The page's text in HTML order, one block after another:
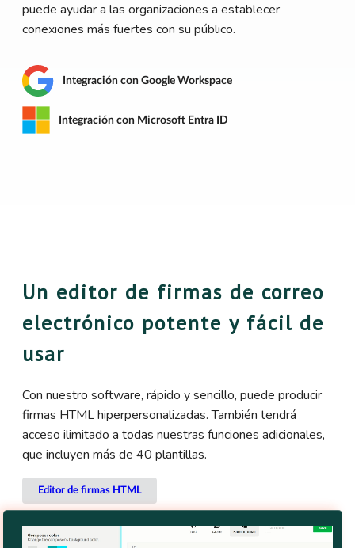
puede ayudar a las organizaciones a establecer
conexiones más fuertes con su público.
Integración con Google Workspace
Integración con Microsoft Entra ID
Un editor de firmas de correo
electrónico potente y fácil de
usar
Con nuestro software, rápido y sencillo, puede producir
firmas HTML hiperpersonalizadas. También tendrá
acceso ilimitado a todas nuestras funciones adicionales,
que incluyen más de 40 plantillas.
Editor de firmas HTML